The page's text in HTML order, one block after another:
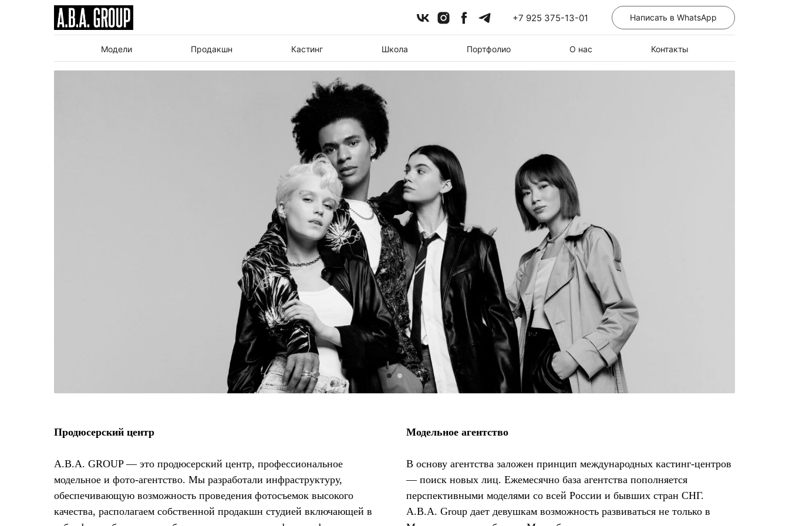
+7 925 375-13-01 Написать в WhatsApp
Модели Продакшн Кастинг Школа Портфолио О нас Контакты
Продюсерский центр
A.B.A. GROUP — это продюсерский центр, профессиональное
модельное и фото-агентство. Мы разработали инфраструктуру,
обеспечивающую возможность проведения фотосъемок высокого
качества, располагаем собственной продакшн студией включающей в
Модельное агентство
В основу агентства заложен принцип международных кастинг-центров
— поиск новых лиц. Ежемесячно база агентства пополняется
перспективными моделями со всей России и бывших стран СНГ.
A.B.A. Group дает девушкам возможность развиваться не только в